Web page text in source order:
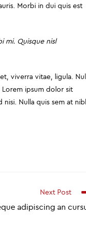
Morbi in dui quis est
mi. Quisque nisl
viverra vitae, ligula.
Lorem ipsum dolor sit
Nulla quis sem at
Next Post
adipiscing an